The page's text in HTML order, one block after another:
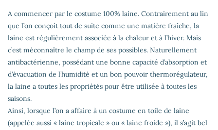
A commencer par le costume 100% laine. Contrairement au lin
que l’on conçoit tout de suite comme une matière fraîche, la
laine est régulièrement associée à la chaleur et à l’hiver. Mais
c’est méconnaître le champ de ses possibles. Naturellement
antibactérienne, possédant une bonne capacité d’absorption et
d’évacuation de l’humidité et un bon pouvoir thermorégulateur,
la laine a toutes les propriétés pour être utilisée à toutes les
saisons.
Ainsi, lorsque l’on a affaire à un costume en toile de laine
(appelée aussi « laine tropicale » ou « laine froide »), il s’agit bel